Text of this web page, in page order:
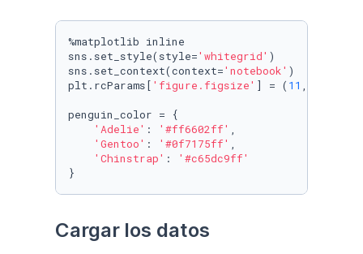
%matplotlib inline
sns.set_style(style='whitegrid' )
sns.set_context(context='notebook' )
plt.rcParams[ 'figure.figsize' ] = ( 11 ,
penguin_color = {
'Adelie' : '#ff6602ff' ,
'Gentoo' : '#0f7175ff' ,
'Chinstrap' :
'#c65dc9ff'
}
Cargar los datos